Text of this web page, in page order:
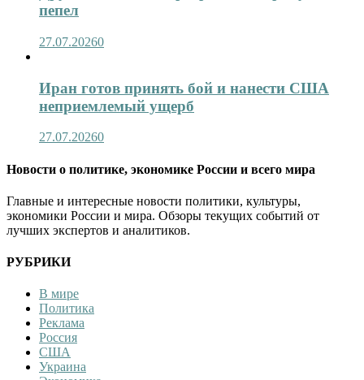
пепел
27.07.20260
Иран готов принять бой и нанести США
неприемлемый ущерб
27.07.20260
Новости о политике, экономике России и всего мира
Главные и интересные новости политики, культуры,
экономики России и мира. Обзоры текущих событий от
лучших экспертов и аналитиков.
РУБРИКИ
В мире
Политика
Реклама
Россия
США
Украина